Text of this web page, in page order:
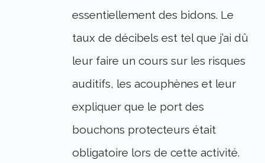
essentiellement des bidons. Le
taux de décibels est tel que j’ai dû
leur faire un cours sur les risques
auditifs, les acouphènes et leur
expliquer que le port des
bouchons protecteurs était
obligatoire lors de cette activité.